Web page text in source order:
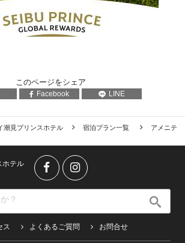
このページをシェア
Facebook LINE
潮見プリンスホテル 宿泊プラン一覧
アメニテ
ホテル
ス よくあるご質問 お問合せ